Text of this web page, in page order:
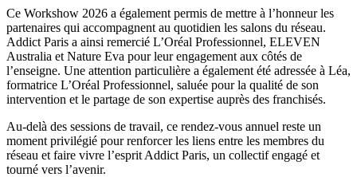
Ce Workshow 2026 a également permis de mettre à l’honneur les
partenaires qui accompagnent au quotidien les salons du réseau.
Addict Paris a ainsi remercié L’Oréal Professionnel, ELEVEN
Australia et Nature Eva pour leur engagement aux côtés de
l’enseigne. Une attention particulière a également été adressée à Léa,
formatrice L’Oréal Professionnel, saluée pour la qualité de son
intervention et le partage de son expertise auprès des franchisés.
Au-delà des sessions de travail, ce rendez-vous annuel reste un
moment privilégié pour renforcer les liens entre les membres du
réseau et faire vivre l’esprit Addict Paris, un collectif engagé et
tourné vers l’avenir.